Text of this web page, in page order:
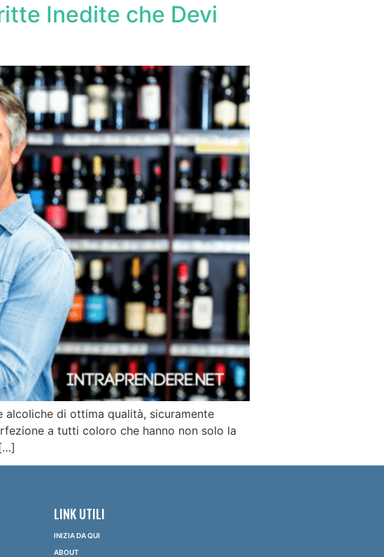
Inedite che Devi
alcoliche di ottima qualità, sicuramente
a tutti coloro che hanno non solo la
LINK UTILI
INIZIA DA QUI
ABOUT